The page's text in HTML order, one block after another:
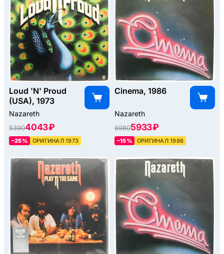
Loud 'N' Proud
(USA), 1973
Nazareth
53904043 ₽
–25% ОРИГИНАЛ 1973
Cinema, 1986
Nazareth
69805933 ₽
–15% ОРИГИНАЛ 1986